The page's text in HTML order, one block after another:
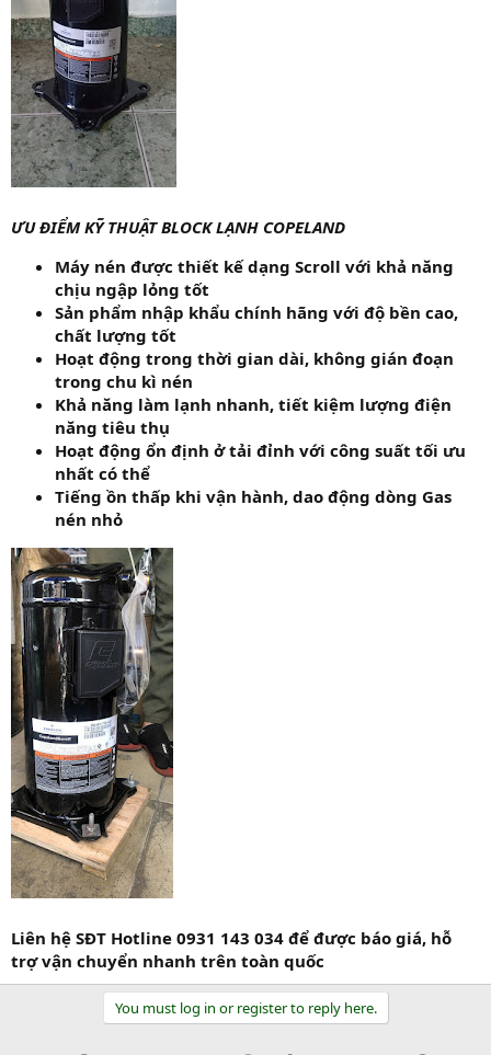
ƯU ĐIỂM KỸ THUẬT BLOCK LẠNH COPELAND
Máy nén được thiết kế dạng Scroll với khả năng
chịu ngập lỏng tốt
Sản phẩm nhập khẩu chính hãng với độ bền cao,
chất lượng tốt
Hoạt động trong thời gian dài, không gián đoạn
trong chu kì nén
Khả năng làm lạnh nhanh, tiết kiệm lượng điện
năng tiêu thụ
Hoạt động ổn định ở tải đỉnh với công suất tối ưu
nhất có thể
Tiếng ồn thấp khi vận hành, dao động dòng Gas
nén nhỏ
Liên hệ SĐT Hotline 0931 143 034 để được báo giá, hỗ
trợ vận chuyển nhanh trên toàn quốc
You must log in or register to reply here.